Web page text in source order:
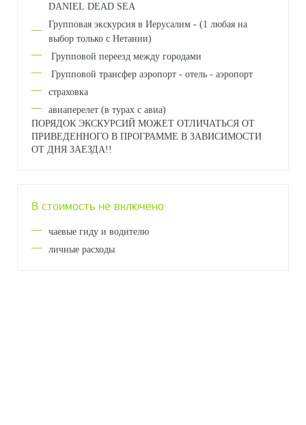
DANIEL DEAD SEA
Групповая экскурсия в Иерусалим - (1 любая на
выбор только с Нетании)
Групповой переезд между городами
Групповой трансфер аэропорт - отель - аэропорт
страховка
авиаперелет (в турах с авиа)
ПОРЯДОК ЭКСКУРСИЙ МОЖЕТ ОТЛИЧАТЬСЯ ОТ
ПРИВЕДЕННОГО В ПРОГРАММЕ В ЗАВИСИМОСТИ
ОТ ДНЯ ЗАЕЗДА!!
В стоимость не включено:
чаевые гиду и водителю
личные расходы